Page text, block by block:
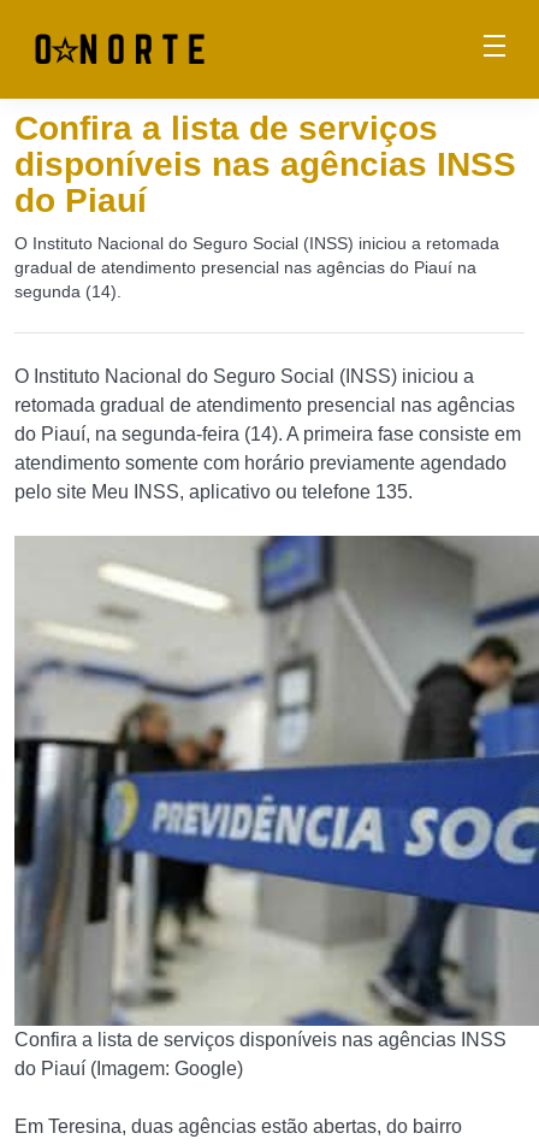
Confira a lista de serviços
disponíveis nas agências INSS
do Piauí
O Instituto Nacional do Seguro Social (INSS) iniciou a retomada
gradual de atendimento presencial nas agências do Piauí na
segunda (14).
O Instituto Nacional do Seguro Social (INSS) iniciou a
retomada gradual de atendimento presencial nas agências
do Piauí, na segunda-feira (14). A primeira fase consiste em
atendimento somente com horário previamente agendado
pelo site Meu INSS, aplicativo ou telefone 135.
Confira a lista de serviços disponíveis nas agências INSS
do Piauí (Imagem: Google)
Em Teresina, duas agências estão abertas, do bairro